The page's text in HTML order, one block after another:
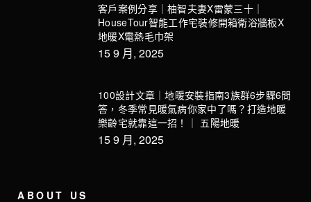
客戶案例分享｜柚智夫妻X雷蒙三十｜
HouseTour智能工作宅裝修開箱衛浴牆板X
地暖X電熱毛巾架
15 9 月, 2025
100設計文章｜地暖安裝指南3族群6步驟6問
答，冬季常見暖氣病你家中了嗎？打造地暖
樂齡宅就靠這一招！｜ 五陽地暖
15 9 月, 2025
ABOUT US